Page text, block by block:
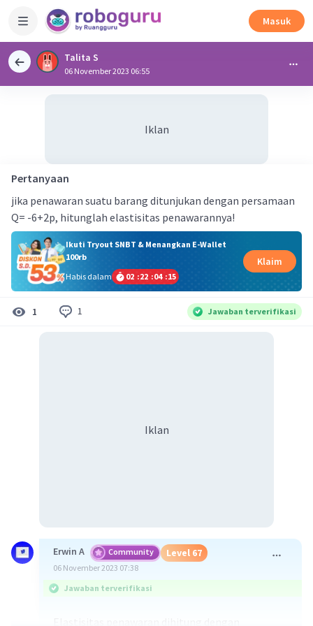
Masuk
Talita S
06 November 2023 06:55
Iklan
Pertanyaan
jika penawaran suatu barang ditunjukan dengan persamaan
Q= -6+2p, hitunglah elastisitas penawarannya!
Ikuti Tryout SNBT & Menangkan E-Wallet
100rb
Habis dalam
02 :22 :04 :15
Klaim
1 1 Jawaban terverifikasi
Iklan
Erwin A Community Level 67
06 November 2023 07:38
Jawaban terverifikasi